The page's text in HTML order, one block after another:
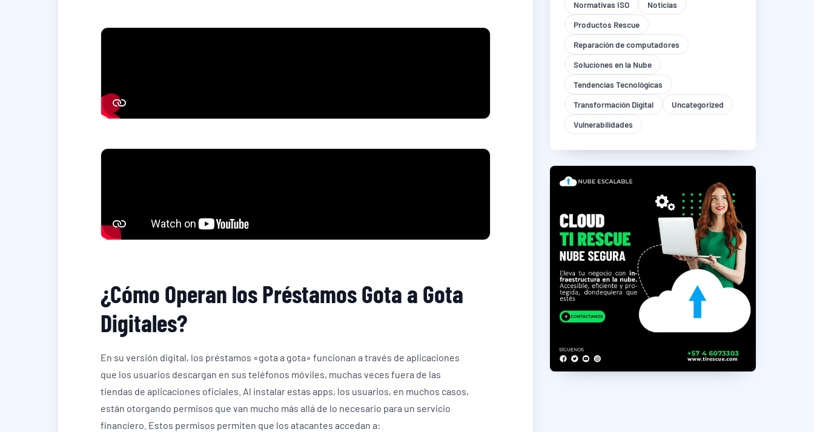
¿Cómo Operan los Préstamos Gota a Gota
Digitales?
En su versión digital, los préstamos «gota a gota» funcionan a través de aplicaciones
que los usuarios descargan en sus teléfonos móviles, muchas veces fuera de las
tiendas de aplicaciones oficiales. Al instalar estas apps, los usuarios, en muchos casos,
están otorgando permisos que van mucho más allá de lo necesario para un servicio
financiero. Estos permisos permiten que los atacantes accedan a:
Normativas ISO
Noticias
Productos Rescue
Reparación de computadores
Soluciones en la Nube
Tendencias Tecnológicas
Transformación Digital
Uncategorized
Vulnerabilidades